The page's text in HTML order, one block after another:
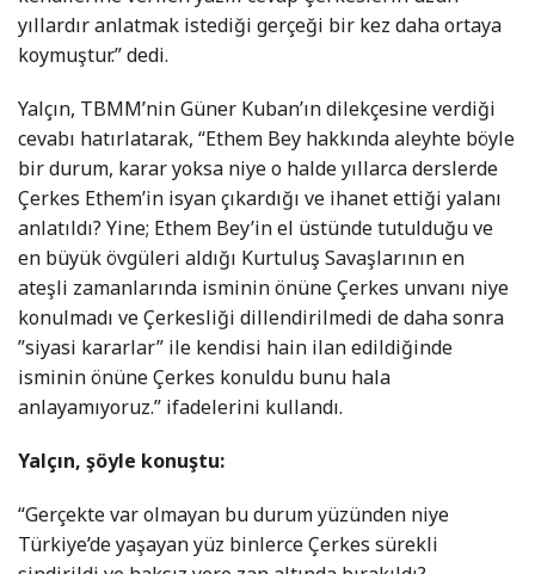
yıllardır anlatmak istediği gerçeği bir kez daha ortaya
koymuştur.” dedi.
Yalçın, TBMM’nin Güner Kuban’ın dilekçesine verdiği
cevabı hatırlatarak, “Ethem Bey hakkında aleyhte böyle
bir durum, karar yoksa niye o halde yıllarca derslerde
Çerkes Ethem’in isyan çıkardığı ve ihanet ettiği yalanı
anlatıldı? Yine; Ethem Bey’in el üstünde tutulduğu ve
en büyük övgüleri aldığı Kurtuluş Savaşlarının en
ateşli zamanlarında isminin önüne Çerkes unvanı niye
konulmadı ve Çerkesliği dillendirilmedi de daha sonra
”siyasi kararlar” ile kendisi hain ilan edildiğinde
isminin önüne Çerkes konuldu bunu hala
anlayamıyoruz.” ifadelerini kullandı.
Yalçın, şöyle konuştu:
“Gerçekte var olmayan bu durum yüzünden niye
Türkiye’de yaşayan yüz binlerce Çerkes sürekli